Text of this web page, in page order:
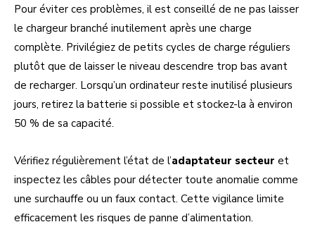
Pour éviter ces problèmes, il est conseillé de ne pas laisser
le chargeur branché inutilement après une charge
complète. Privilégiez de petits cycles de charge réguliers
plutôt que de laisser le niveau descendre trop bas avant
de recharger. Lorsqu’un ordinateur reste inutilisé plusieurs
jours, retirez la batterie si possible et stockez-la à environ
50 % de sa capacité.
Vérifiez régulièrement l’état de l’adaptateur secteur et
inspectez les câbles pour détecter toute anomalie comme
une surchauffe ou un faux contact. Cette vigilance limite
efficacement les risques de panne d’alimentation.